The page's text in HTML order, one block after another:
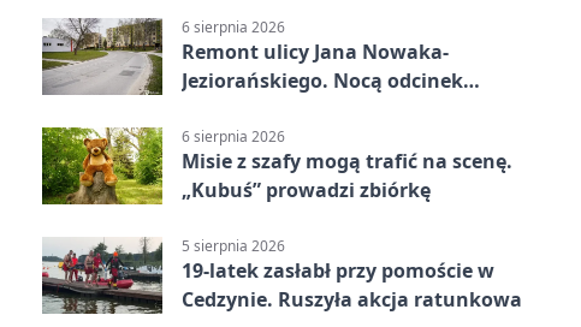
6 sierpnia 2026
Remont ulicy Jana Nowaka-
Jeziorańskiego. Nocą odcinek
6 sierpnia 2026
Misie z szafy mogą trafić na scenę.
„Kubuś” prowadzi zbiórkę
5 sierpnia 2026
19-latek zasłabł przy pomoście w
Cedzynie. Ruszyła akcja ratunkowa